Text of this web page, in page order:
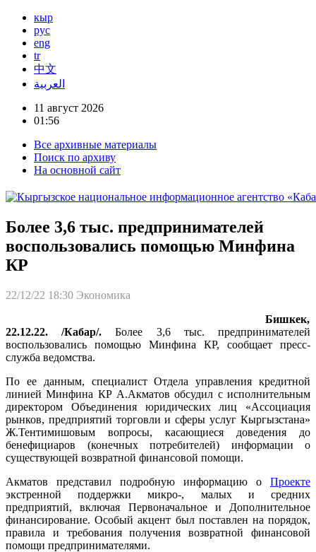
кыр
рус
eng
tr
中文
العربية
11 август 2026
01:56
Все архивные материалы
Поиск по архиву
На основной сайт
Более 3,6 тыс. предпринимателей
воспользовались помощью Минфина
КР
22/12/22 18:30 Экономика
Бишкек,
22.12.22. /Кабар/. Более 3,6 тыс. предпринимателей
воспользовались помощью Минфина КР, сообщает пресс-
служба ведомства.
По ее данным, специалист Отдела управления кредитной
линией Минфина КР А.Акматов обсудил с исполнительным
директором Объединения юридических лиц «Ассоциация
рынков, предприятий торговли и сферы услуг Кыргызстана»
Ж.Тентимишовым вопросы, касающиеся доведения до
бенефициаров (конечных потребителей) информации о
существующей возвратной финансовой помощи.
Акматов представил подробную информацию о Проекте
экстренной поддержки микро-, малых и средних
предприятий, включая Первоначальное и Дополнительное
финансирование. Особый акцент был поставлен на порядок,
правила и требования получения возвратной финансовой
помощи предпринимателями.